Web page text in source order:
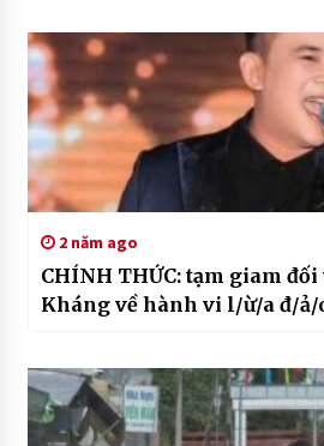
2 năm ago
CHÍNH THỨC: tạm giam đối
Kháng về hành vi l/ừ/a đ/ả/